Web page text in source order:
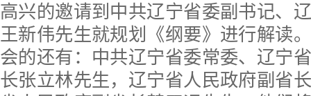
高兴的邀请到中共辽宁省委副书记、
王新伟先生就规划《纲要》进行解读
会的还有：中共辽宁省委常委、辽宁
长张立林先生，辽宁省人民政府副省